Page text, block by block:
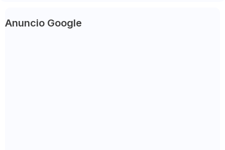
Anuncio Google